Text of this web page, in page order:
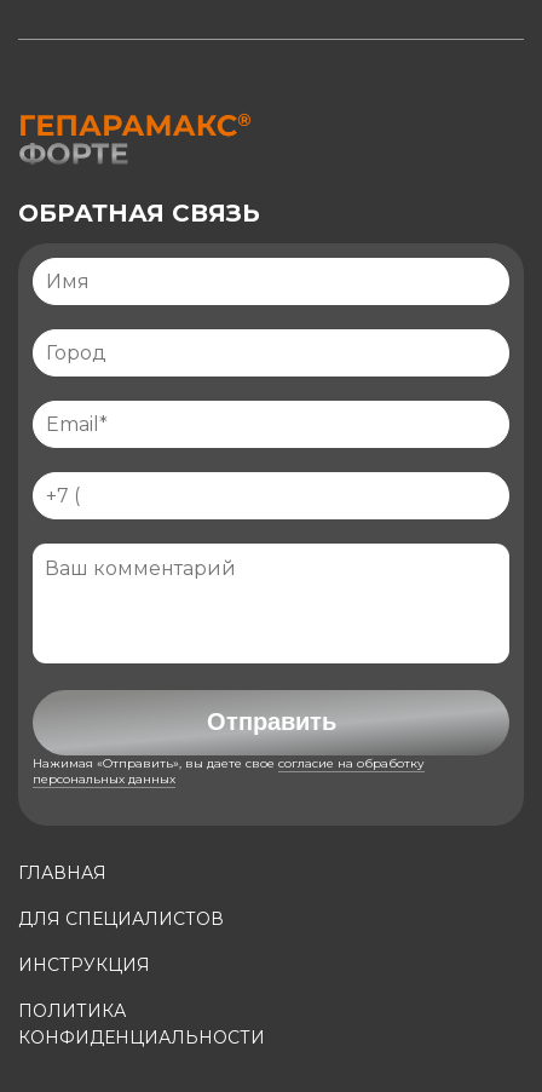
ГЛАВНАЯ
ДЛЯ СПЕЦИАЛИСТОВ
ИНСТРУКЦИЯ
ПОЛИТИКА
КОНФИДЕНЦИАЛЬНОСТИ
ОБРАТНАЯ СВЯЗЬ
Отправить
Нажимая «Отправить», вы даете свое согласие на обработку
персональных данных